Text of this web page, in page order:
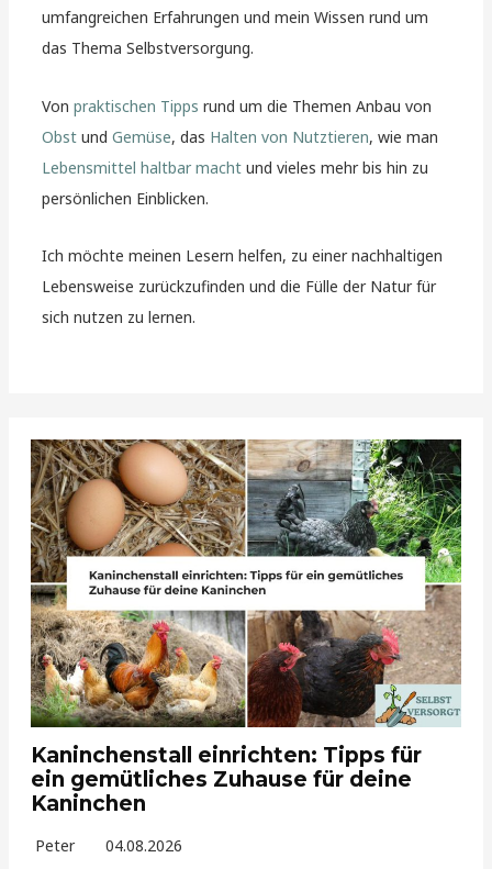
umfangreichen Erfahrungen und mein Wissen rund um
das Thema Selbstversorgung.
Vonpraktischen Tipps rund um die Themen Anbau von
Obst undGemüse, das Halten von Nutztieren, wie man
Lebensmittel haltbar macht und vieles mehr bis hin zu
persönlichen Einblicken.
Ich möchte meinen Lesern helfen, zu einer nachhaltigen
Lebensweise zurückzufinden und die Fülle der Natur für
sich nutzen zu lernen.
Kaninchenstall einrichten: Tipps für
ein gemütliches Zuhause für deine
Kaninchen
Peter 04.08.2026